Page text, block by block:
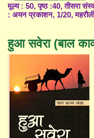
मूल्य : 50, पृष्ठ :40, तीसरा
: अयन प्रकाशन, 1/20,
हुआ सवेरा (बाल